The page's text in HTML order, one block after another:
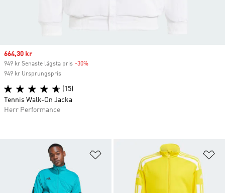
Lägg till på önskelistan
Sale price
664,30 kr
949 kr Senaste lägsta pris -30%
949 kr Ursprungspris
(15)
Tennis Walk-On Jacka
Herr Performance